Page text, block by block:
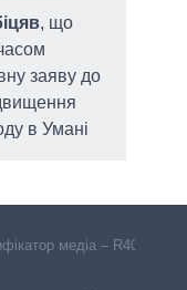
, що
заяву до
в Умані
медіа – R40-